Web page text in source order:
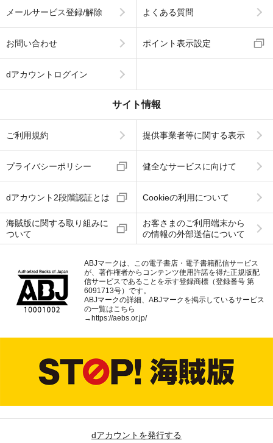
メールサービス登録/解除 よくある質問
お問い合わせ ポイント表示設定
dアカウントログイン
サイト情報
ご利用規約 提供事業者等に関する表示
プライバシーポリシー 健全なサービスに向けて
dアカウント2段階認証とは Cookieの利用について
海賊版に関する取り組みに
ついて
お客さまのご利用端末から
の情報の外部送信について
ABJマークは、この電子書店・電子書籍配信サービス
が、著作権者からコンテンツ使用許諾を得た正規版配
信サービスであることを示す登録商標（登録番号 第
6091713号）です。
ABJマークの詳細、ABJマークを掲示しているサービス
の一覧はこちら
→ https://aebs.or.jp/
dアカウントを発行する